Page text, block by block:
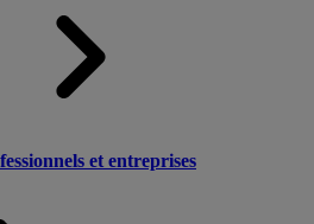
et entreprises